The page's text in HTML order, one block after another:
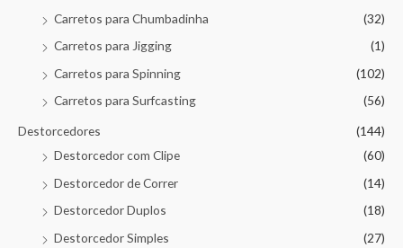
Carretos para Chumbadinha
(32)
Carretos para Jigging
(1)
Carretos para Spinning
(102)
Carretos para Surfcasting
(56)
Destorcedores
(144)
Destorcedor com Clipe
(60)
Destorcedor de Correr
(14)
Destorcedor Duplos
(18)
Destorcedor Simples
(27)